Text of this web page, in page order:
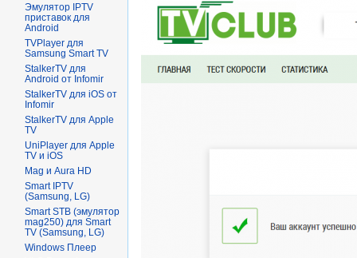
Эмулятор IPTV
приставок для
Android
TVPlayer для
Samsung Smart TV
StalkerTV для
Android от Infomir
StalkerTV для iOS от
Infomir
StalkerTV для Apple
TV
UniPlayer для Apple
TV и iOS
Mag и Aura HD
Smart IPTV
(Samsung, LG)
Smart STB (эмулятор
mag250) для Smart
TV (Samsung, LG)
Windows Плеер